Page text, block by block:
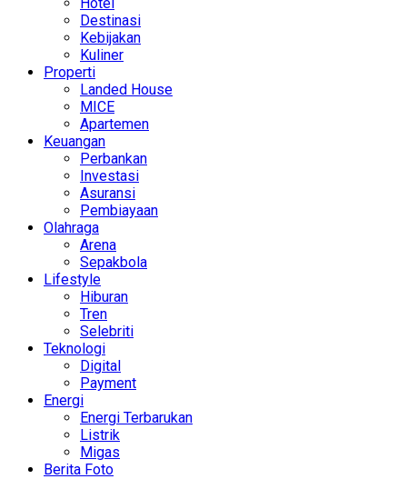
Destinasi
Kebijakan
Kuliner
Properti
Landed House
MICE
Apartemen
Keuangan
Perbankan
Investasi
Asuransi
Pembiayaan
Olahraga
Arena
Sepakbola
Lifestyle
Hiburan
Tren
Selebriti
Teknologi
Digital
Payment
Energi
Energi Terbarukan
Listrik
Migas
Berita Foto